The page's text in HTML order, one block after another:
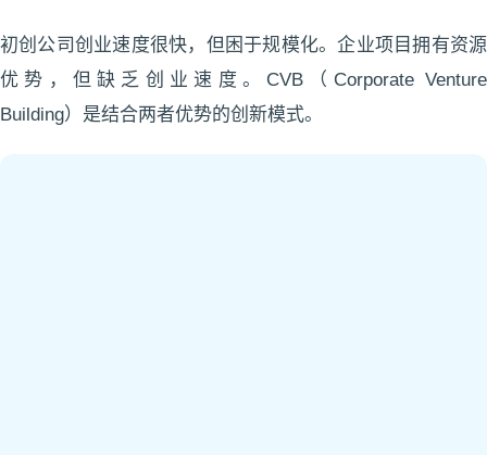
初创公司创业速度很快，但困于规模化。企业项目拥有资源
优势，但缺乏创业速度。 CVB（Corporate Venture
Building）是结合两者优势的创新模式。